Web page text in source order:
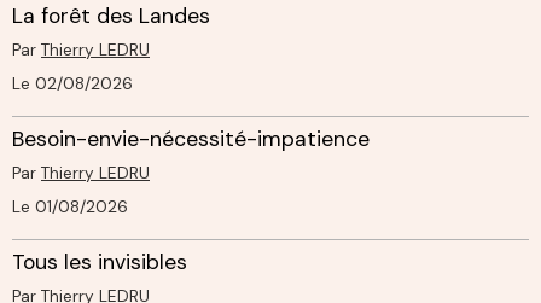
La forêt des Landes
Par Thierry LEDRU
Le 02/08/2026
Besoin-envie-nécessité-impatience
Par Thierry LEDRU
Le 01/08/2026
Tous les invisibles
Par Thierry LEDRU